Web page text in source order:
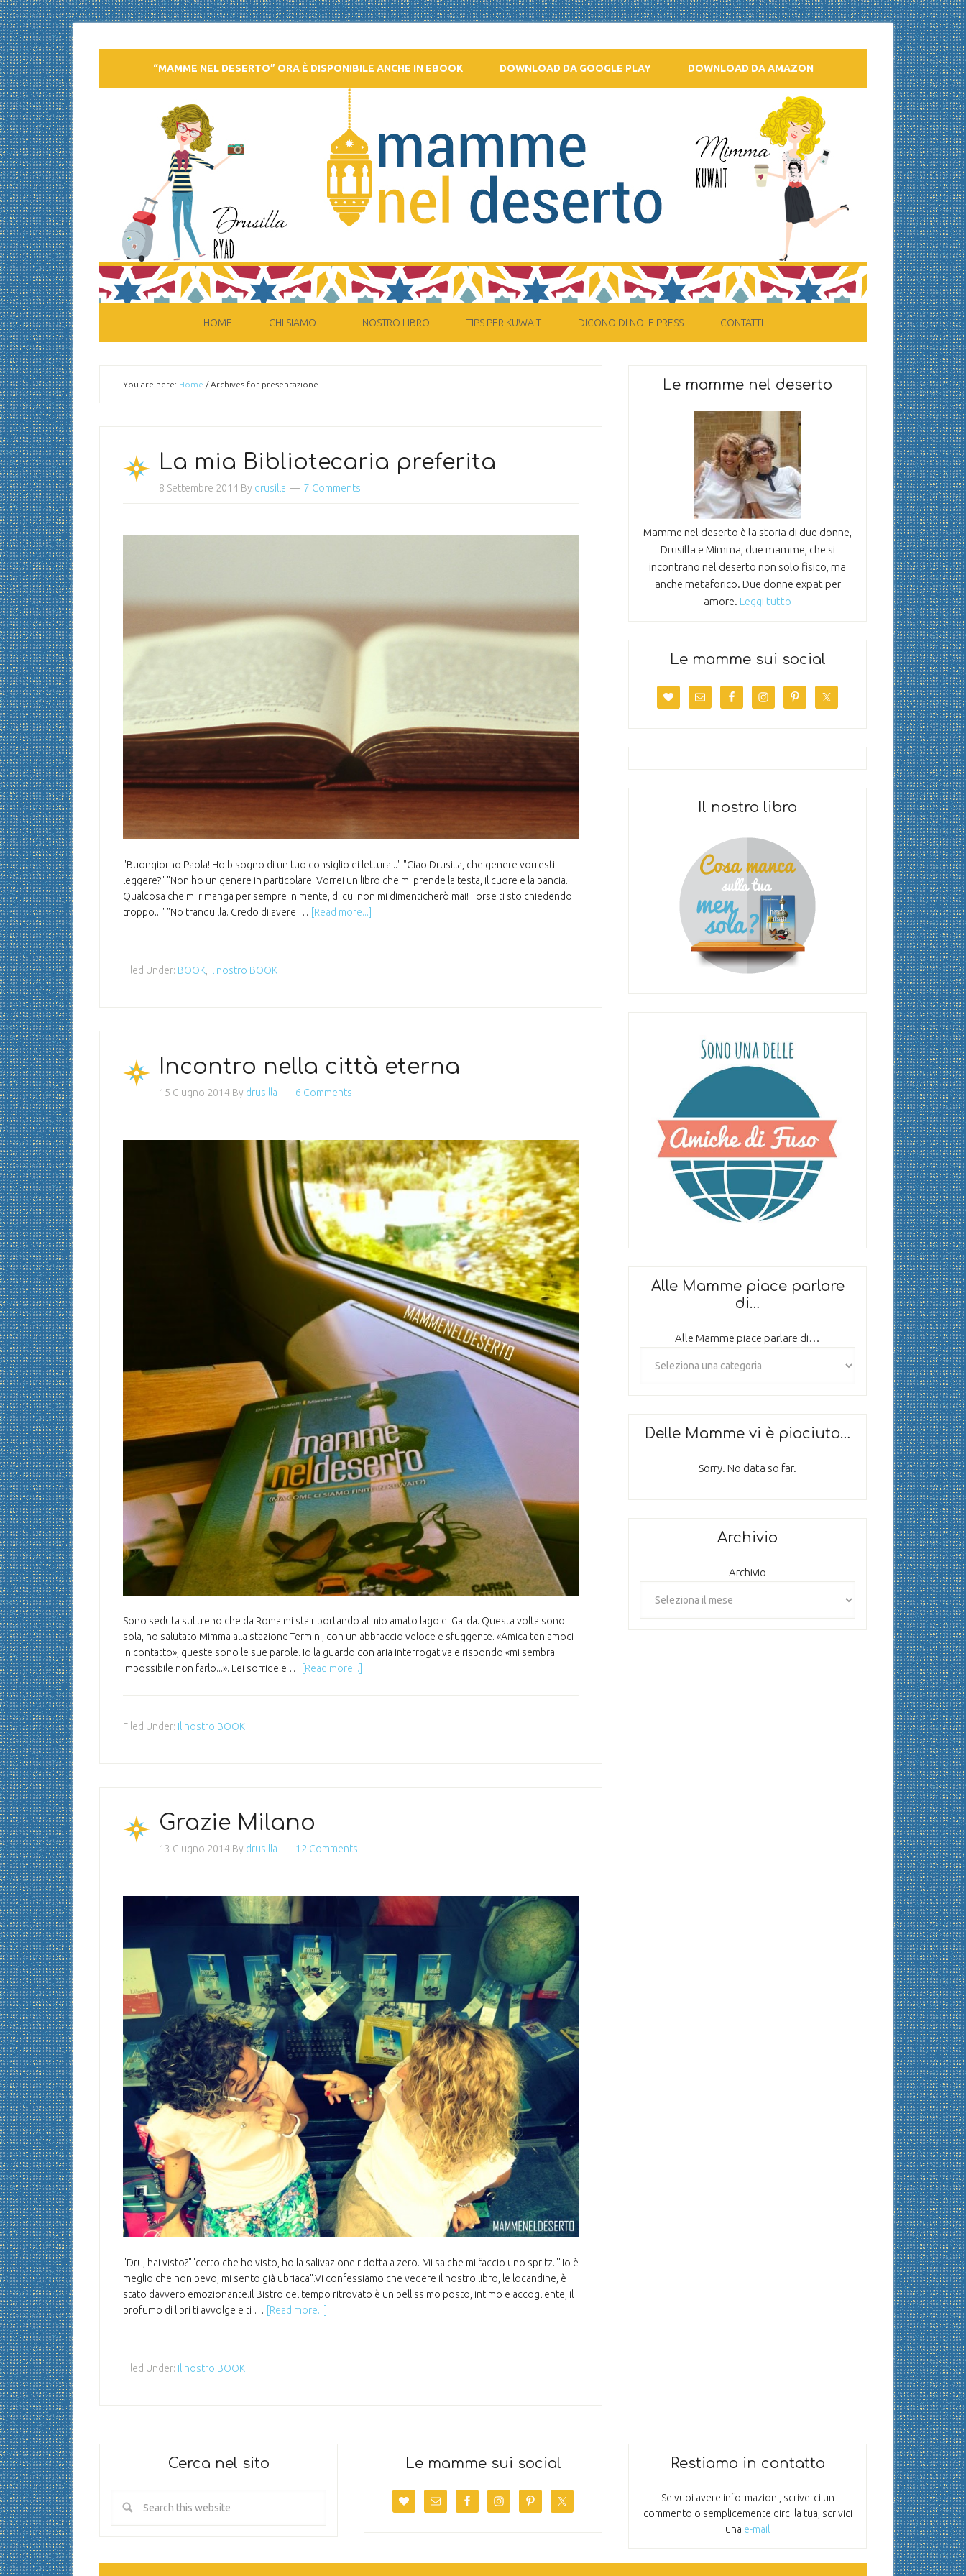
“MAMME NEL DESERTO” ORA È DISPONIBILE ANCHE IN EBOOK DOWNLOAD DA GOOGLE PLAY DOWNLOAD DA AMAZON
HOME CHI SIAMO IL NOSTRO LIBRO TIPS PER KUWAIT DICONO DI NOI E PRESS CONTATTI
You are here: Home /Archives for presentazione
La mia Bibliotecaria preferita
8 Settembre 2014 By drusilla 7 Comments
"Buongiorno Paola! Ho bisogno di un tuo consiglio di lettura..." "Ciao Drusilla, che genere vorresti
leggere?" "Non ho un genere in particolare. Vorrei un libro che mi prende la testa, il cuore e la pancia.
Qualcosa che mi rimanga per sempre in mente, di cui non mi dimenticherò mai! Forse ti sto chiedendo
troppo..." "No tranquilla. Credo di avere …
[Read more...]
Filed Under: BOOK Il nostro BOOK
Incontro nella città eterna
15 Giugno 2014 By drusilla 6 Comments
Sono seduta sul treno che da Roma mi sta riportando al mio amato lago di Garda. Questa volta sono
sola, ho salutato Mimma alla stazione Termini, con un abbraccio veloce e sfuggente. «Amica teniamoci
in contatto», queste sono le sue parole. Io la guardo con aria interrogativa e rispondo «mi sembra
impossibile non farlo...». Lei sorride e …
[Read more...]
Filed Under: Il nostro BOOK
Grazie Milano
13 Giugno 2014 By drusilla 12 Comments
"Dru, hai visto?""certo che ho visto, ho la salivazione ridotta a zero. Mi sa che mi faccio uno spritz.""Io è
meglio che non bevo, mi sento già ubriaca".Vi confessiamo che vedere il nostro libro, le locandine, è
stato davvero emozionante.Il Bistro del tempo ritrovato è un bellissimo posto, intimo e accogliente, il
profumo di libri ti avvolge e ti …
[Read more...]
Filed Under: Il nostro BOOK
Le mamme nel deserto
Mamme nel deserto è la storia di due donne,
Drusilla e Mimma, due mamme, che si
incontrano nel deserto non solo fisico, ma
anche metaforico. Due donne expat per
amore. Leggi tutto
Le mamme sui social
Il nostro libro
Alle Mamme piace parlare
di…
Alle Mamme piace parlare di…
Delle Mamme vi è piaciuto…
Sorry. No data so far.
Archivio
Archivio
Cerca nel sito Le mamme sui social Restiamo in contatto
Se vuoi avere informazioni, scriverci un
commento o semplicemente dirci la tua, scrivici
una e-mail